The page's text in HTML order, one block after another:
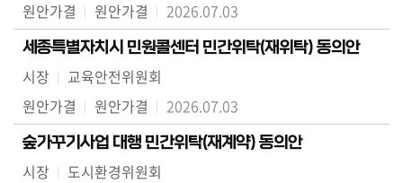
원안가결
원안가결 2026.07.03
세종특별자치시 민원콜센터 민간위탁(재위탁) 동의안
시장
교육안전위원회
원안가결
원안가결 2026.07.03
숲가꾸기사업 대행 민간위탁(재계약) 동의안
시장
도시환경위원회